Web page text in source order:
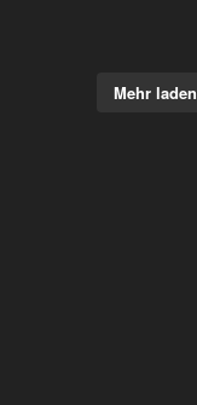
Mehr laden